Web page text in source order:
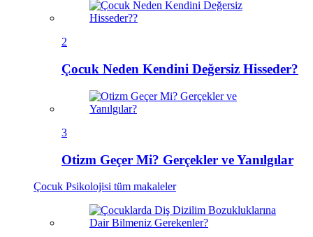
2
Çocuk Neden Kendini Değersiz Hisseder?
3
Otizm Geçer Mi? Gerçekler ve Yanılgılar
Çocuk Psikolojisi tüm makaleler